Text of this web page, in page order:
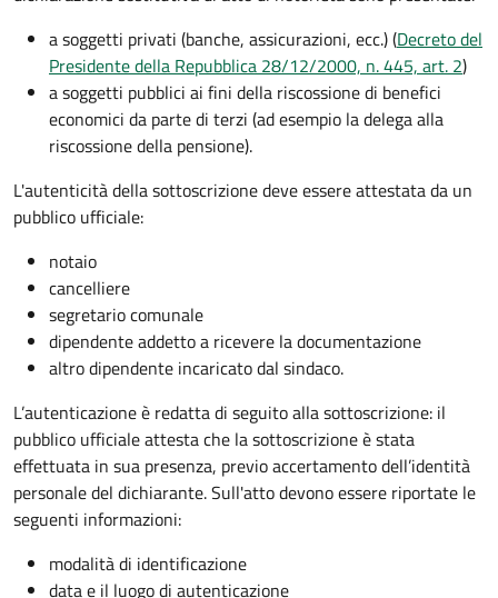
a soggetti privati​​​​​ (banche, assicurazioni, ecc.) (Decreto del
Presidente della Repubblica 28/12/2000, n. 445, art. 2)
a soggetti pubblici ai fini della riscossione di benefici
economici da parte di terzi (ad esempio la delega alla
riscossione della pensione).
L'autenticità della sottoscrizione deve essere attestata da un
pubblico ufficiale:
notaio
cancelliere
segretario comunale
dipendente addetto a ricevere la documentazione
altro dipendente incaricato dal sindaco.
L’autenticazione è redatta di seguito alla sottoscrizione: il
pubblico ufficiale attesta che la sottoscrizione è stata
effettuata in sua presenza, previo accertamento dell’identità
personale del dichiarante. Sull'atto devono essere riportate le
seguenti informazioni:
modalità di identificazione
data e il luogo di autenticazione